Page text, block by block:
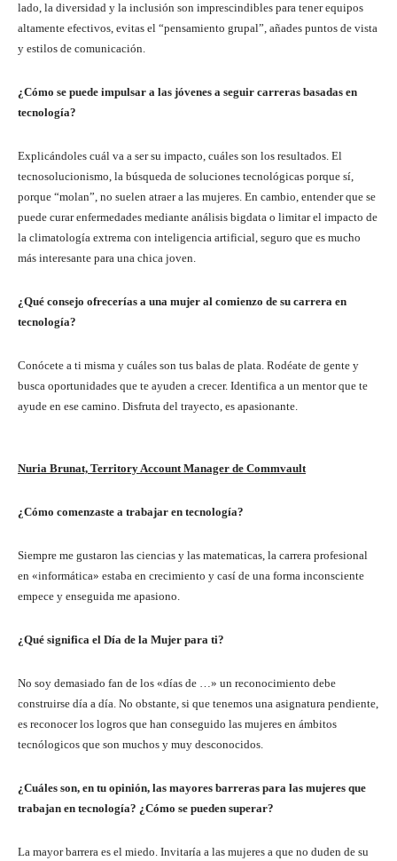
lado, la diversidad y la inclusión son imprescindibles para tener equipos
altamente efectivos, evitas el “pensamiento grupal”, añades puntos de vista
y estilos de comunicación.
¿Cómo se puede impulsar a las jóvenes a seguir carreras basadas en
tecnología?
Explicándoles cuál va a ser su impacto, cuáles son los resultados. El
tecnosolucionismo, la búsqueda de soluciones tecnológicas porque sí,
porque “molan”, no suelen atraer a las mujeres. En cambio, entender que se
puede curar enfermedades mediante análisis bigdata o limitar el impacto de
la climatología extrema con inteligencia artificial, seguro que es mucho
más interesante para una chica joven.
¿Qué consejo ofrecerías a una mujer al comienzo de su carrera en
tecnología?
Conócete a ti misma y cuáles son tus balas de plata. Rodéate de gente y
busca oportunidades que te ayuden a crecer. Identifica a un mentor que te
ayude en ese camino. Disfruta del trayecto, es apasionante.
Nuria Brunat, Territory Account Manager de Commvault
¿Cómo comenzaste a trabajar en tecnología?
Siempre me gustaron las ciencias y las matematicas, la carrera profesional
en «informática» estaba en crecimiento y casí de una forma inconsciente
empece y enseguida me apasiono.
¿Qué significa el Día de la Mujer para ti?
No soy demasiado fan de los «días de …» un reconocimiento debe
construirse día a día. No obstante, si que tenemos una asignatura pendiente,
es reconocer los logros que han conseguido las mujeres en ámbitos
tecnólogicos que son muchos y muy desconocidos.
¿Cuáles son, en tu opinión, las mayores barreras para las mujeres que
trabajan en tecnología? ¿Cómo se pueden superar?
La mayor barrera es el miedo. Invitaría a las mujeres a que no duden de su